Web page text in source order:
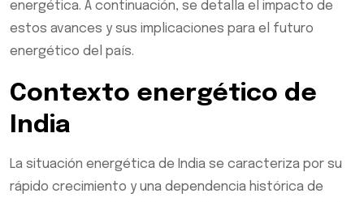
energética. A continuación, se detalla el impacto de
estos avances y sus implicaciones para el futuro
energético del país.
Contexto energético de
India
La situación energética de India se caracteriza por su
rápido crecimiento y una dependencia histórica de